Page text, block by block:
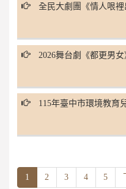
全民大劇團《情人哏
2026舞台劇《都更男女
115年臺中市環境教育
1 2 3 4 5